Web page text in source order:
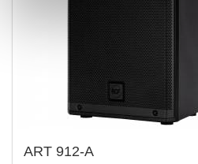
ART 912-A